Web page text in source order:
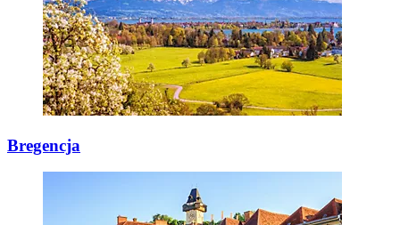
Bregencja